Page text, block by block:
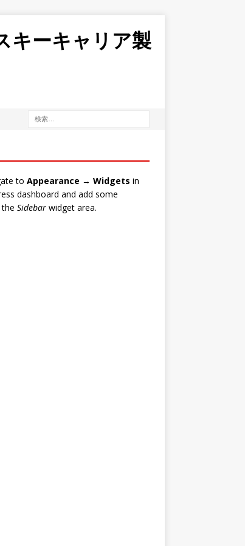
キーキャリア製
to Appearance → Widgets in
dashboard and add some
Sidebarwidget area.